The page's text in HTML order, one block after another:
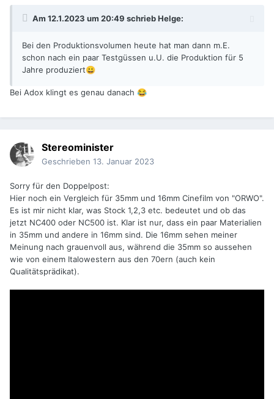
Am 12.1.2023 um 20:49 schriebHelge:
Bei den Produktionsvolumen heute hat man dann m.E.
schon nach ein paar Testgüssen u.U. die Produktion für 5
Jahre produziert😀
Bei Adox klingt es genau danach 😂
Stereominister
Geschrieben 13. Januar 2023
Sorry für den Doppelpost:
Hier noch ein Vergleich für 35mm und 16mm Cinefilm von "ORWO".
Es ist mir nicht klar, was Stock 1,2,3 etc. bedeutet und ob das
jetzt NC400 oder NC500 ist. Klar ist nur, dass ein paar Materialien
in 35mm und andere in 16mm sind. Die 16mm sehen meiner
Meinung nach grauenvoll aus, während die 35mm so aussehen
wie von einem Italowestern aus den 70ern (auch kein
Qualitätsprädikat).